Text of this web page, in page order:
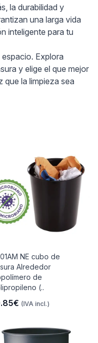
la durabilidad y
una larga vida
inteligente para tu
Explora
y elige el que mejor
que la limpieza sea
NE cubo de
Alrededor
de
(..
(IVA incl.)